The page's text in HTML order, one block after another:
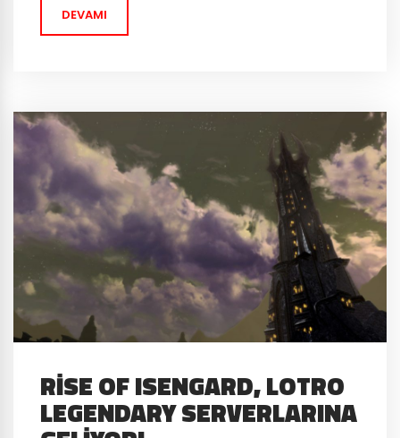
DEVAMI
RISE OF ISENGARD, LOTRO
LEGENDARY SERVERLARINA